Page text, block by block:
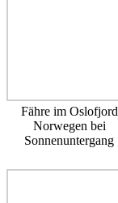
Fähre im Oslofjord
Norwegen bei
Sonnenuntergang